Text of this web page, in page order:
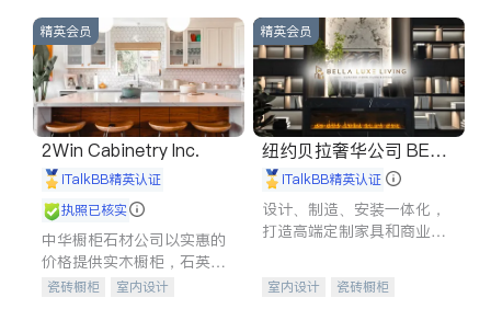
精英会员
2Win Cabinetry Inc.
iTalkBB精英认证
执照已核实
中华橱柜石材公司以实惠的
价格提供实木橱柜，石英石
台面，多种优质不锈钢水
瓷砖橱柜
室内设计
精英会员
纽约贝拉奢华公司 BELL
A LUXE
iTalkBB精英认证
设计、制造、安装一体化，
打造高端定制家具和商业空
室内设计
瓷砖橱柜